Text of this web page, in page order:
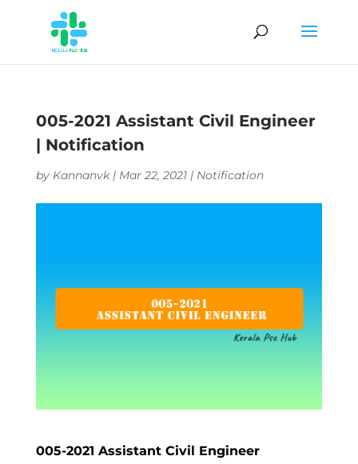
005-2021 Assistant Civil Engineer
| Notification
by Kannanvk| Mar 22, 2021| Notification
005-2021 Assistant Civil Engineer